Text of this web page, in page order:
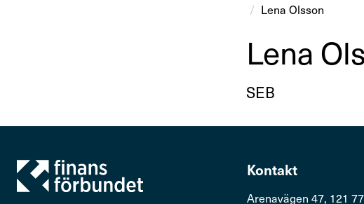
Lena Olsson
Lena
Titel
SEB
Kontakt
Arenavägen 47, 121